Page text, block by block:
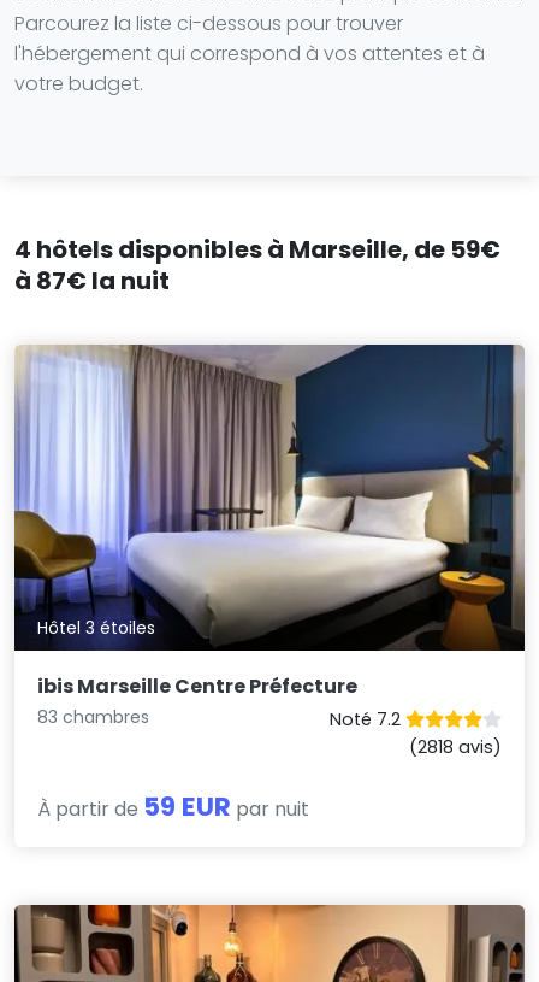
Parcourez la liste ci-dessous pour trouver
l'hébergement qui correspond à vos attentes et à
votre budget.
4 hôtels disponibles à Marseille, de 59€
à 87€ la nuit
Hôtel 3 étoiles
ibis Marseille Centre Préfecture
83 chambres
Noté 7.2
(2818 avis)
À partir de 59 EUR par nuit